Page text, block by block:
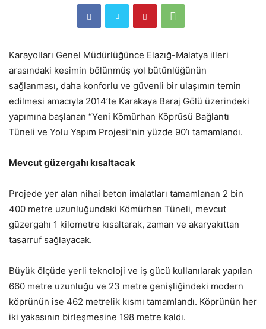
Karayolları Genel Müdürlüğünce Elazığ-Malatya illeri
arasındaki kesimin bölünmüş yol bütünlüğünün
sağlanması, daha konforlu ve güvenli bir ulaşımın temin
edilmesi amacıyla 2014’te Karakaya Baraj Gölü üzerindeki
yapımına başlanan “Yeni Kömürhan Köprüsü Bağlantı
Tüneli ve Yolu Yapım Projesi”nin yüzde 90’ı tamamlandı.
Mevcut güzergahı kısaltacak
Projede yer alan nihai beton imalatları tamamlanan 2 bin
400 metre uzunluğundaki Kömürhan Tüneli, mevcut
güzergahı 1 kilometre kısaltarak, zaman ve akaryakıttan
tasarruf sağlayacak.
Büyük ölçüde yerli teknoloji ve iş gücü kullanılarak yapılan
660 metre uzunluğu ve 23 metre genişliğindeki modern
köprünün ise 462 metrelik kısmı tamamlandı. Köprünün her
iki yakasının birleşmesine 198 metre kaldı.